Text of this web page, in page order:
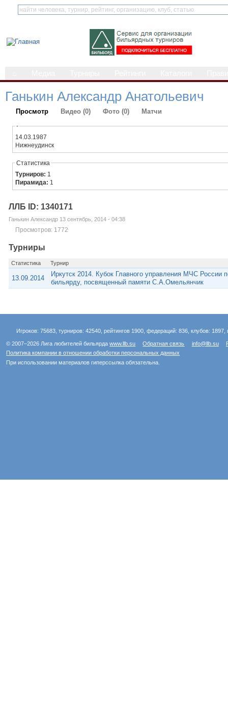
Ганькин Александр Анатольевич
Просмотр Видео (0) Фото (0) Матчи
-
14.03.1987
Нижнеудинск
Статистика
Турниров: 1
Пирамида: 1
ЛЛБ ID: 1340171
Ганькин Александр 13 сентябрь, 2014 - 04:38
Просмотров: 1772
Турниры
Статистика Турнир
13.09.2014
Иркутск 2014. Кубок Главного управления МЧС России
бильярду, посвященный памяти С.А.Омельянчик
Игроков: 75683, турниров: 42540, рейтингов 1900, федераций: 836, клубов:
© 2007–2026 Лига любителей бильярдаwww.llb.su Обратная связь info@llb.su
Политика компании в отношении обработки персональных данных
При использовании материалов гиперссылка обязательна.